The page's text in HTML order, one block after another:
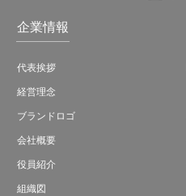
企業情報
代表挨拶
経営理念
ブランドロゴ
会社概要
役員紹介
組織図